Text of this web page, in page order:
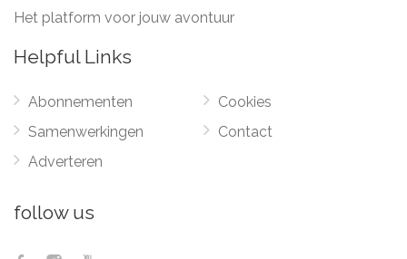
Het platform voor jouw avontuur
Helpful Links
Abonnementen
Samenwerkingen
Adverteren
Cookies
Contact
follow us